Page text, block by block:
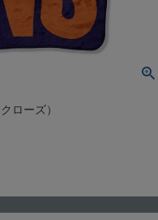
ローズ）